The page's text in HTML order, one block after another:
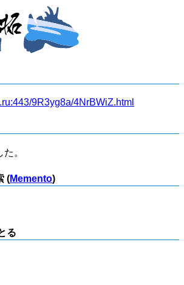
9R3yg8a/4NrBWiZ.html
。
(Memento)
る